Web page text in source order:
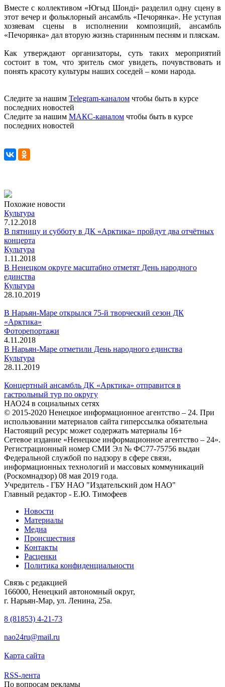
Вместе с коллективом «Югыд Шондi» разделил одну сцену в
этот вечер и фольклорный ансамбль «Печорянка». Не уступая
хозяевам сцены в исполнении композиций, ансамбль
«Печорянка» дал вторую жизнь старинным песням и пляскам.
Как утверждают организаторы, суть таких мероприятий
состоит в том, что зритель смог увидеть, почувствовать и
понять красоту культуры наших соседей – коми народа.
Следите за нашим Telegram-каналом чтобы быть в курсе
последних новостей
Следите за нашим МАКС-каналом чтобы быть в курсе
последних новостей
Похожие новости
Культура
7.12.2018
В пятницу и субботу в ДК «Арктика» пройдут два отчётных
концерта
Культура
1.11.2018
В Ненецком округе масштабно отметят День народного
единства
Культура
28.10.2019
В Нарьян-Маре открылся 75-й творческий сезон ДК
«Арктика»
Фоторепортажи
4.11.2018
В Нарьян-Маре отметили День народного единства
Культура
28.11.2019
Концертный ансамбль ДК «Арктика» отправится в
гастрольный тур по округу
НАО24 в социальных сетях
© 2015-2020 Ненецкое информационное агентство – 24. При
использовании материалов сайта гиперссылка обязательна
Настоящий ресурс может содержать материалы 16+
Сетевое издание «Ненецкое информационное агентство – 24».
Регистрационный номер СМИ Эл № ФС77-75756 выдан
Федеральной службой по надзору в сфере связи,
информационных технологий и массовых коммуникаций
(Роскомнадзор) 08 мая 2019 года.
Учредитель - ГБУ НАО "Издательский дом НАО"
Главный редактор - Е.Ю. Тимофеев
Новости
Материалы
Медиа
Происшествия
Контакты
Расценки
Политика конфиденциальности
Связь с редакцией
166000, Ненецкий автономный округ,
г. Нарьян-Мар, ул. Ленина, 25а.
8 (81853) 4-21-73
nao24ru@mail.ru
Карта сайта
RSS-лента
По вопросам рекламы